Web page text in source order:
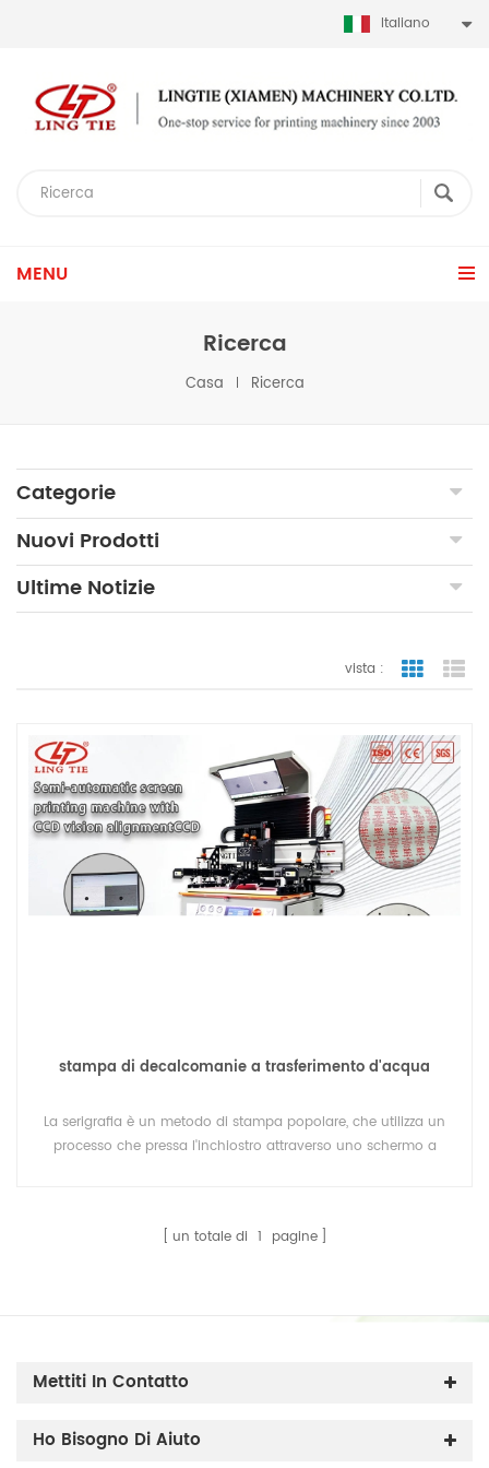
Italiano
MENU
Ricerca
Casa Ricerca
Categorie
Nuovi Prodotti
Ultime Notizie
vista : vista a
stampa di decalcomanie a trasferimento d'acqua
La serigrafia è un metodo di stampa popolare, che utilizza un
processo che pressa l'inchiostro attraverso uno schermo a
un totale di 1 pagine
Mettiti In Contatto
Ho Bisogno Di Aiuto